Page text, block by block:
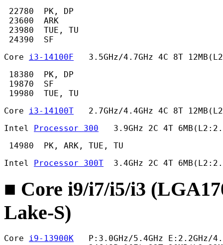
22780  PK, DP
23600  ARK
23980  TUE, TU
24390  SF
Core i3-14100F
3.5GHz/4.7GHz 4C 8T
18380  PK, DP
19870  SF
19980  TUE, TU
Core i3-14100T
2.7GHz/4.4GHz 4C 8T
Intel
Processor 300
3.9GHz 2C 4T
14980  PK, ARK, TUE, TU
Intel
Processor 300T
3.4GHz 2C 4T
■ Core i9/i7/i5/i3
Lake-S)
Core i9-13900K
P:3.0GHz/5.4GHz E:2.2GHz/